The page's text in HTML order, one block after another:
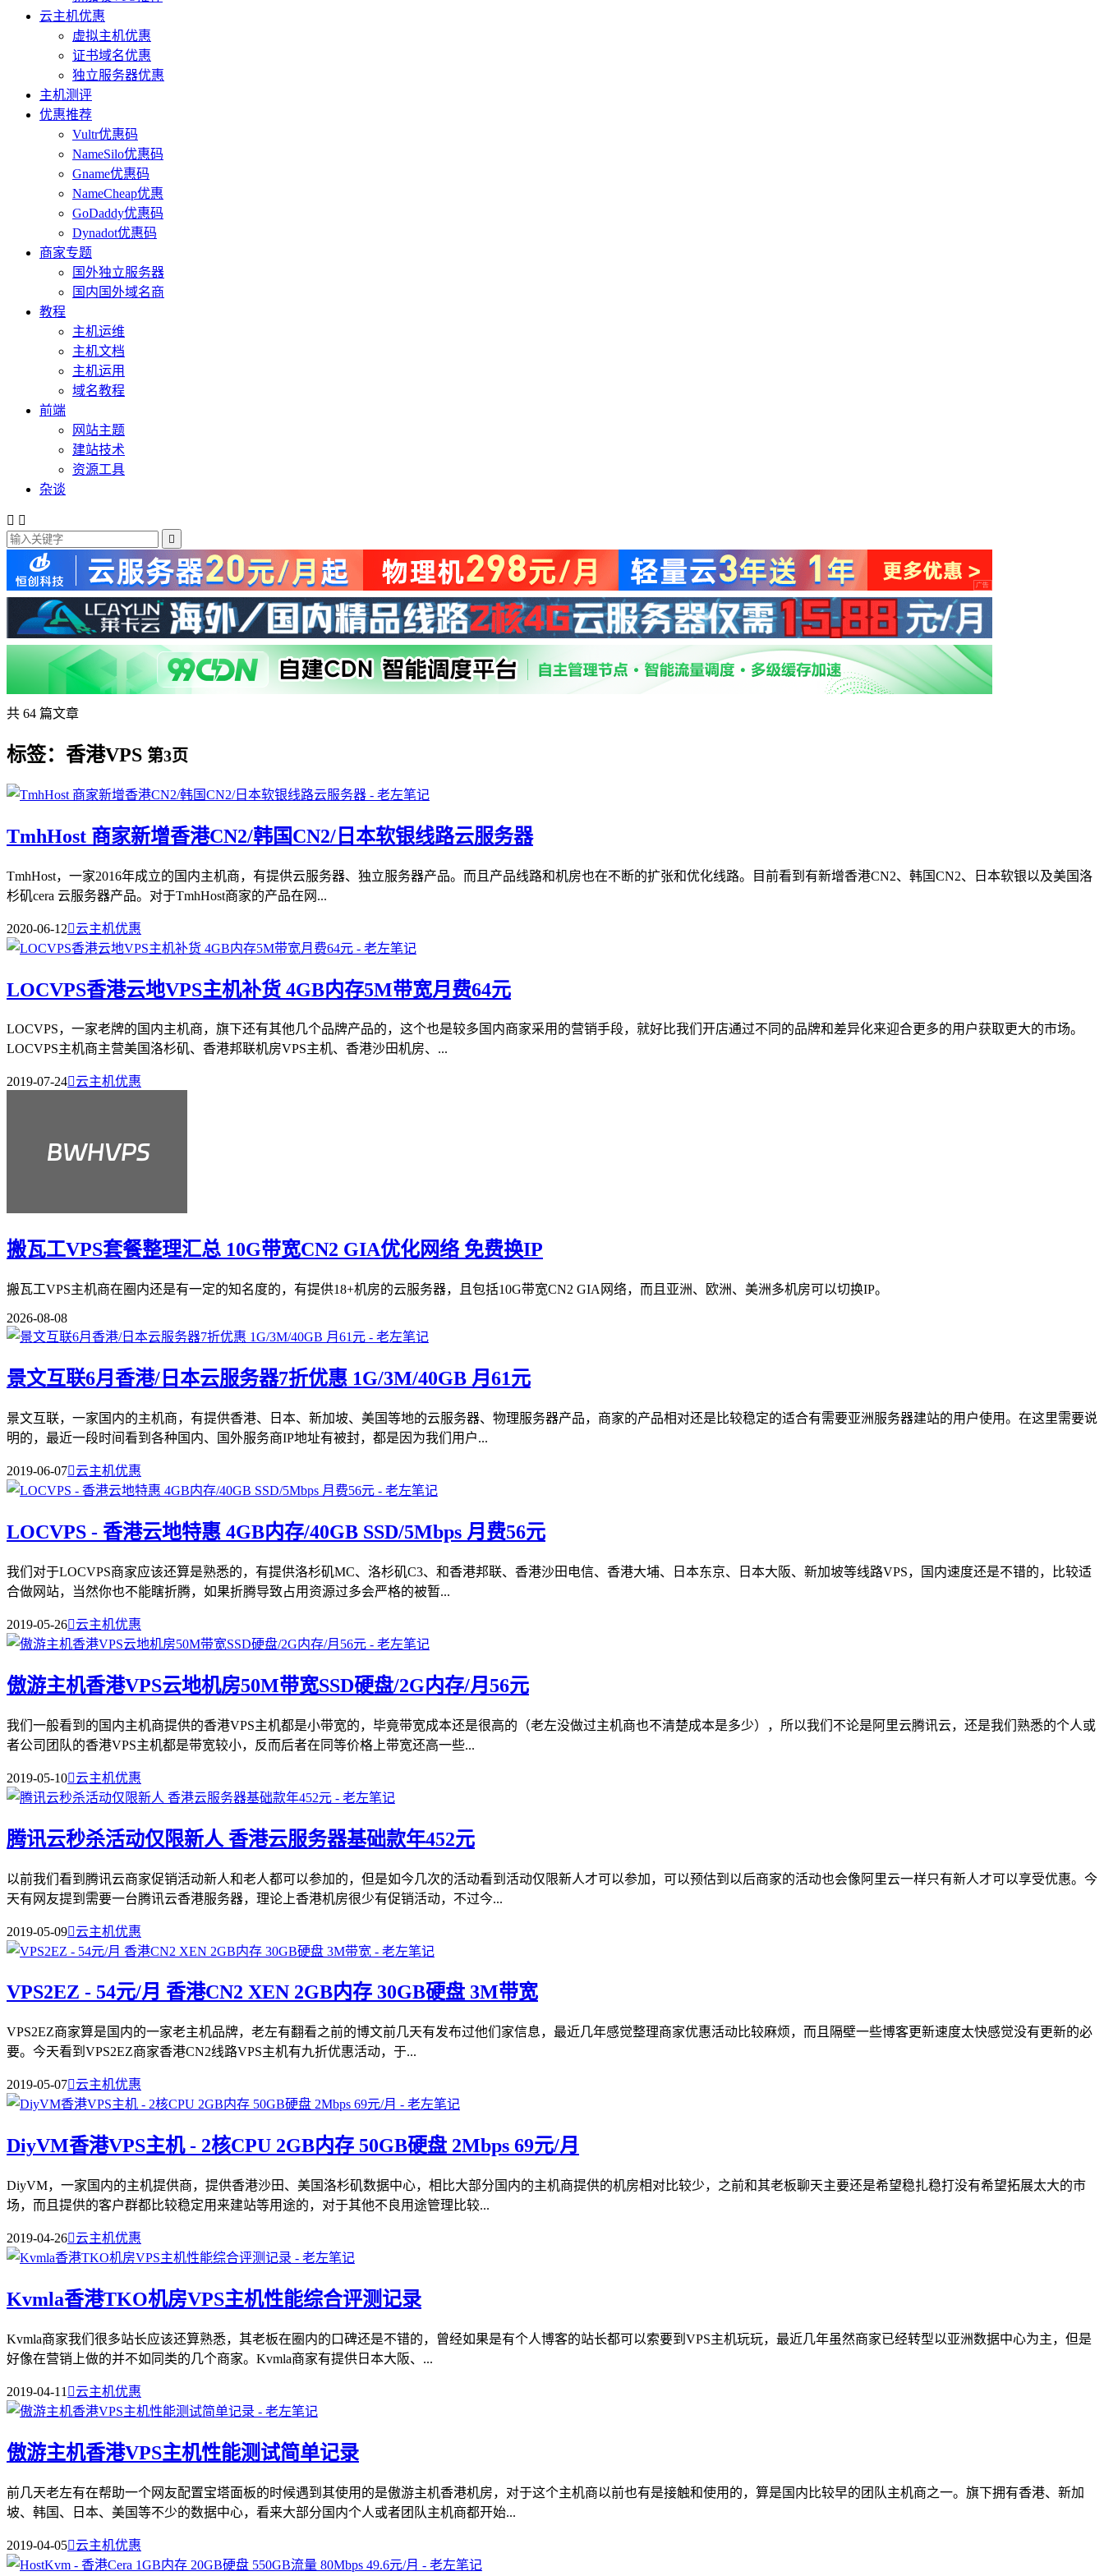
云主机优惠
虚拟主机优惠
证书域名优惠
独立服务器优惠
主机测评
优惠推荐
Vultr优惠码
NameSilo优惠码
Gname优惠码
NameCheap优惠
GoDaddy优惠码
Dynadot优惠码
商家专题
国外独立服务器
国内国外域名商
教程
主机运维
主机文档
主机运用
域名教程
前端
网站主题
建站技术
资源工具
杂谈
 

共 64 篇文章
标签：香港VPS 第3页
TmhHost 商家新增香港CN2/韩国CN2/日本软银线路云服务器
TmhHost，一家2016年成立的国内主机商，有提供云服务器、独立服务器产品。而且产品线路和机房也在不断的扩张和优化线路。目前看到有新增香港CN2、韩国CN2、日本软银以及美国洛
杉矶cera 云服务器产品。对于TmhHost商家的产品在网...
2020-06-12云主机优惠
LOCVPS香港云地VPS主机补货 4GB内存5M带宽月费64元
LOCVPS，一家老牌的国内主机商，旗下还有其他几个品牌产品的，这个也是较多国内商家采用的营销手段，就好比我们开店通过不同的品牌和差异化来迎合更多的用户获取更大的市场。
LOCVPS主机商主营美国洛杉矶、香港邦联机房VPS主机、香港沙田机房、...
2019-07-24云主机优惠
搬瓦工VPS套餐整理汇总 10G带宽CN2 GIA优化网络 免费换IP
搬瓦工VPS主机商在圈内还是有一定的知名度的，有提供18+机房的云服务器，且包括10G带宽CN2 GIA网络，而且亚洲、欧洲、美洲多机房可以切换IP。
2026-08-08
景文互联6月香港/日本云服务器7折优惠 1G/3M/40GB 月61元
景文互联，一家国内的主机商，有提供香港、日本、新加坡、美国等地的云服务器、物理服务器产品，商家的产品相对还是比较稳定的适合有需要亚洲服务器建站的用户使用。在这里需要说
明的，最近一段时间看到各种国内、国外服务商IP地址有被封，都是因为我们用户...
2019-06-07云主机优惠
LOCVPS - 香港云地特惠 4GB内存/40GB SSD/5Mbps 月费56元
我们对于LOCVPS商家应该还算是熟悉的，有提供洛杉矶MC、洛杉矶C3、和香港邦联、香港沙田电信、香港大埔、日本东京、日本大阪、新加坡等线路VPS，国内速度还是不错的，比较适
合做网站，当然你也不能瞎折腾，如果折腾导致占用资源过多会严格的被暂...
2019-05-26云主机优惠
傲游主机香港VPS云地机房50M带宽SSD硬盘/2G内存/月56元
我们一般看到的国内主机商提供的香港VPS主机都是小带宽的，毕竟带宽成本还是很高的（老左没做过主机商也不清楚成本是多少），所以我们不论是阿里云腾讯云，还是我们熟悉的个人或
者公司团队的香港VPS主机都是带宽较小，反而后者在同等价格上带宽还高一些...
2019-05-10云主机优惠
腾讯云秒杀活动仅限新人 香港云服务器基础款年452元
以前我们看到腾讯云商家促销活动新人和老人都可以参加的，但是如今几次的活动看到活动仅限新人才可以参加，可以预估到以后商家的活动也会像阿里云一样只有新人才可以享受优惠。今
天有网友提到需要一台腾讯云香港服务器，理论上香港机房很少有促销活动，不过今...
2019-05-09云主机优惠
VPS2EZ - 54元/月 香港CN2 XEN 2GB内存 30GB硬盘 3M带宽
VPS2EZ商家算是国内的一家老主机品牌，老左有翻看之前的博文前几天有发布过他们家信息，最近几年感觉整理商家优惠活动比较麻烦，而且隔壁一些博客更新速度太快感觉没有更新的必
要。今天看到VPS2EZ商家香港CN2线路VPS主机有九折优惠活动，于...
2019-05-07云主机优惠
DiyVM香港VPS主机 - 2核CPU 2GB内存 50GB硬盘 2Mbps 69元/月
DiyVM，一家国内的主机提供商，提供香港沙田、美国洛杉矶数据中心，相比大部分国内的主机商提供的机房相对比较少，之前和其老板聊天主要还是希望稳扎稳打没有希望拓展太大的市
场，而且提供的客户群都比较稳定用来建站等用途的，对于其他不良用途管理比较...
2019-04-26云主机优惠
Kvmla香港TKO机房VPS主机性能综合评测记录
Kvmla商家我们很多站长应该还算熟悉，其老板在圈内的口碑还是不错的，曾经如果是有个人博客的站长都可以索要到VPS主机玩玩，最近几年虽然商家已经转型以亚洲数据中心为主，但是
好像在营销上做的并不如同类的几个商家。Kvmla商家有提供日本大阪、...
2019-04-11 云主机优惠
傲游主机香港VPS主机性能测试简单记录
前几天老左有在帮助一个网友配置宝塔面板的时候遇到其使用的是傲游主机香港机房，对于这个主机商以前也有是接触和使用的，算是国内比较早的团队主机商之一。旗下拥有香港、新加
坡、韩国、日本、美国等不少的数据中心，看来大部分国内个人或者团队主机商都开始...
2019-04-05云主机优惠